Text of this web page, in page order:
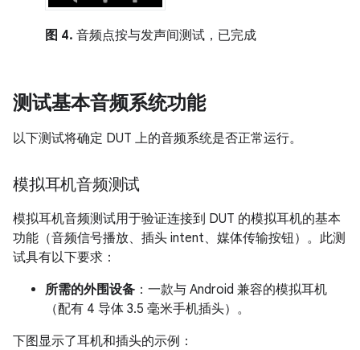
图 4. 音频点按与发声间测试，已完成
测试基本音频系统功能
以下测试将确定 DUT 上的音频系统是否正常运行。
模拟耳机音频测试
模拟耳机音频测试用于验证连接到 DUT 的模拟耳机的基本
功能（音频信号播放、插头 intent、媒体传输按钮）。此测
试具有以下要求：
所需的外围设备 ：一款与 Android 兼容的模拟耳机
（配有 4 导体 3.5 毫米手机插头）。
下图显示了耳机和插头的示例：